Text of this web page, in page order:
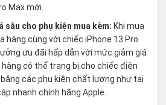
Max mới.
sâu cho phụ kiện mua kèm: Khi mua
hàng cùng với chiếc iPhone 13 Pro
ưu đãi hấp dẫn với mức giảm giá
hàng có thể trang bị cho chiếc điện
các phụ kiện chất lượng như tai
nhanh chính hãng Apple.